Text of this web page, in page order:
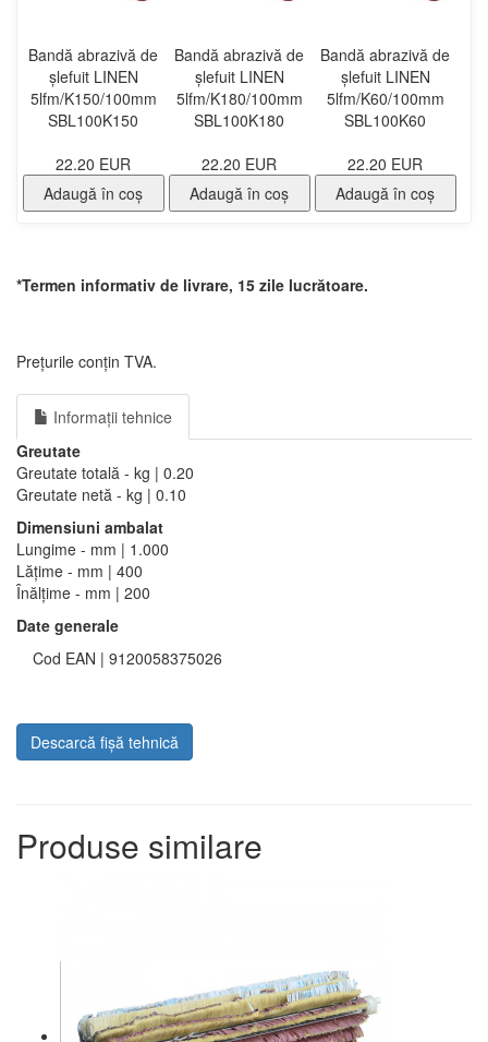
Bandă abrazivă de
șlefuit LINEN
5lfm/K150/100mm
SBL100K150
22.20 EUR
Adaugă în coş
Bandă abrazivă de
șlefuit LINEN
5lfm/K180/100mm
SBL100K180
22.20 EUR
Adaugă în coş
Bandă abrazivă de
șlefuit LINEN
5lfm/K60/100mm
SBL100K60
22.20 EUR
Adaugă în coş
*Termen informativ de livrare, 15 zile lucrătoare.
Prețurile conțin TVA.
Informații tehnice
Greutate
Greutate totală - kg | 0.20
Greutate netă - kg | 0.10
Dimensiuni ambalat
Lungime - mm | 1.000
Lățime - mm | 400
Înălțime - mm | 200
Date generale
Cod EAN | 9120058375026
Descarcă fișă tehnică
Produse similare